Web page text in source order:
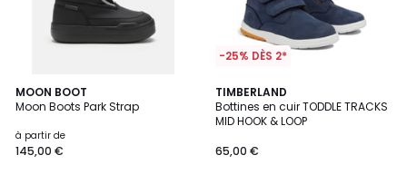
MOON BOOT
Moon Boots Park Strap
à partir de
145,00 €
2
Couleurs
-25% DÈS 2*
TIMBERLAND
Bottines en cuir TODDLE TRACKS
MID HOOK & LOOP
65,00 €
5
/
5